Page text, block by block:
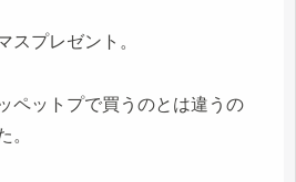
スプレゼント。
ペットプで買うのとは違うの
。